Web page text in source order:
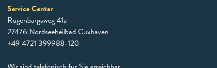
Service Center
Rugenbargsweg 41a
27476 Nordseeheilbad Cuxhaven
+49 4721 399988-120